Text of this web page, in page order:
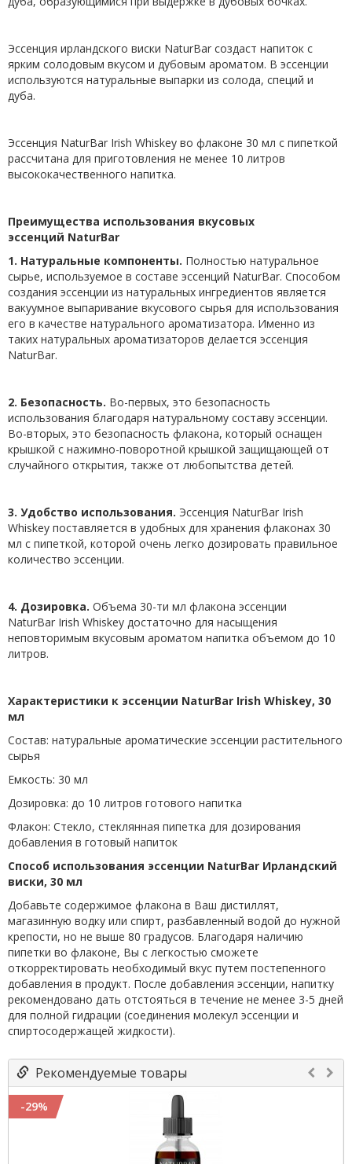
Эссенция ирландского виски NaturBar создаст напиток с
ярким солодовым вкусом и дубовым ароматом. В эссенции
используются натуральные выпарки из солода, специй и
дуба.
Эссенция NaturBar Irish Whiskey во флаконе 30 мл с пипеткой
рассчитана для приготовления не менее 10 литров
высококачественного напитка.
Преимущества использования вкусовых
эссенций NaturBar
1. Натуральные компоненты. Полностью натуральное
сырье, используемое в составе эссенций NaturBar. Способом
создания эссенции из натуральных ингредиентов является
вакуумное выпаривание вкусового сырья для использования
его в качестве натурального ароматизатора. Именно из
таких натуральных ароматизаторов делается эссенция
NaturBar.
2. Безопасность. Во-первых, это безопасность
использования благодаря натуральному составу эссенции.
Во-вторых, это безопасность флакона, который оснащен
крышкой с нажимно-поворотной крышкой защищающей от
случайного открытия, также от любопытства детей.
3. Удобство использования. Эссенция NaturBar Irish
Whiskey поставляется в удобных для хранения флаконах 30
мл с пипеткой, которой очень легко дозировать правильное
количество эссенции.
4. Дозировка. Объема 30-ти мл флакона эссенции
NaturBar Irish Whiskey достаточно для насыщения
неповторимым вкусовым ароматом напитка объемом до 10
литров.
Характеристики к эссенции NaturBar Irish Whiskey, 30
мл
Состав: натуральные ароматические эссенции растительного
сырья
Емкость: 30 мл
Дозировка: до 10 литров готового напитка
Флакон: Стекло, стеклянная пипетка для дозирования
добавления в готовый напиток
Способ использования эссенции NaturBar Ирландский
виски, 30 мл
Добавьте содержимое флакона в Ваш дистиллят,
магазинную водку или спирт, разбавленный водой до нужной
крепости, но не выше 80 градусов. Благодаря наличию
пипетки во флаконе, Вы с легкостью сможете
откорректировать необходимый вкус путем постепенного
добавления в продукт. После добавления эссенции, напитку
рекомендовано дать отстояться в течение не менее 3-5 дней
для полной гидрации (соединения молекул эссенции и
спиртосодержащей жидкости).
Рекомендуемые товары
-29%